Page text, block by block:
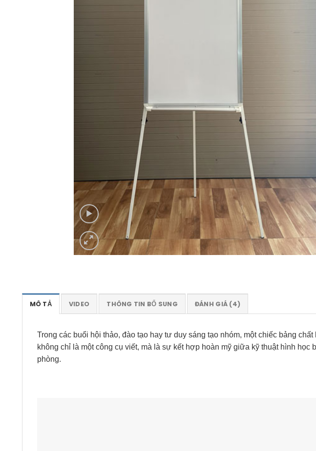
MÔ TẢ VIDEO THÔNG TIN BỔ SUNG ĐÁNH GIÁ (4)
Trong các buổi hội thảo, đào tạo hay tư duy sáng tạo nhóm, một chiếc bảng
không chỉ là một công cụ viết, mà là sự kết hợp hoàn mỹ giữa kỹ thuật hình
phòng.